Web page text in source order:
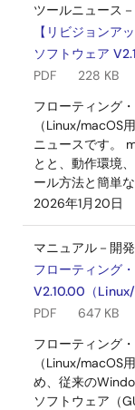
ツールニュース
【リビジョンア
ソフトウェア
PDF
228 KB
フローティング
（Linux/macOS
ニュースです。
とと、動作環境
ール方法と簡単
2026年1月20日
マニュアル－開
フローティング
V2.10.00（
PDF
647 KB
フローティング
（Linux/macOS
め、従来の
ソフトウェア（